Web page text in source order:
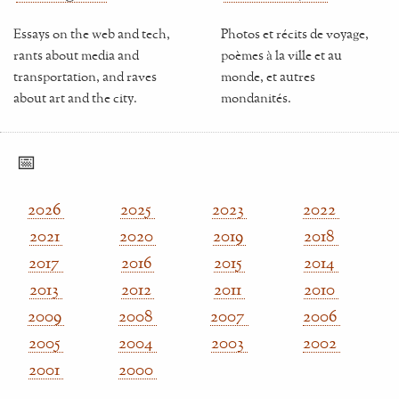
Essays on the web and tech,
rants about media and
transportation, and raves
about art and the city.
Photos et récits de voyage,
poèmes à la ville et au
monde, et autres
mondanités.
📅
2026 2025 2023
2022
2021
2020 2019
2018
2017
2016 2015
2014
2013
2012 2011
2010
2009
2008 2007
2006
2005
2004 2003
2002
2001
2000